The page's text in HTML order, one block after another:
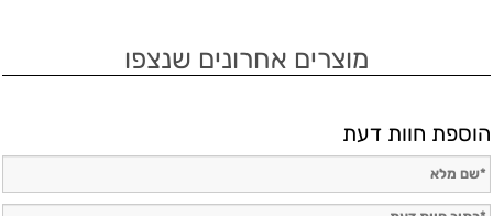
מוצרים אחרונים שנצפו
הוספת חוות דעת